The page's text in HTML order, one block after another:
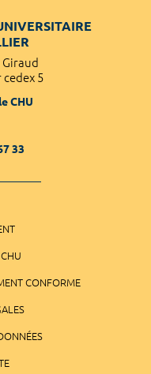
Giraud
5
CHU
33
CONFORME